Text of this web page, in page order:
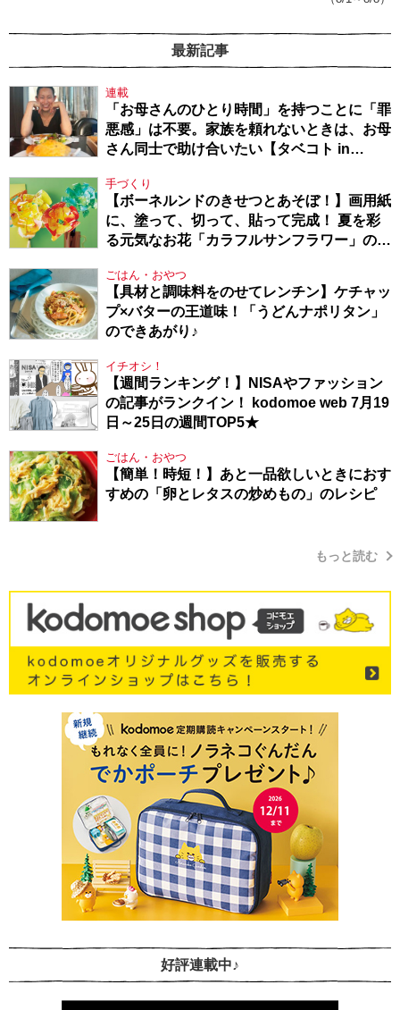
最新記事
連載
「お母さんのひとり時間」を持つことに「罪
悪感」は不要。家族を頼れないときは、お母
さん同士で助け合いたい【タベコト in
手づくり
【ボーネルンドのきせつとあそぼ！】画用紙
に、塗って、切って、貼って完成！ 夏を彩
る元気なお花「カラフルサンフラワー」の作
ごはん・おやつ
【具材と調味料をのせてレンチン】ケチャッ
プ×バターの王道味！「うどんナポリタン」
のできあがり♪
イチオシ！
【週間ランキング！】NISAやファッション
の記事がランクイン！ kodomoe web 7月19
日～25日の週間TOP5★
ごはん・おやつ
【簡単！時短！】あと一品欲しいときにおす
すめの「卵とレタスの炒めもの」のレシピ
もっと読む
好評連載中♪